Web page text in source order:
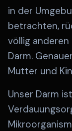
in der
betrachten,
völlig anderen
Darm.
Mutter und
Unser Darm